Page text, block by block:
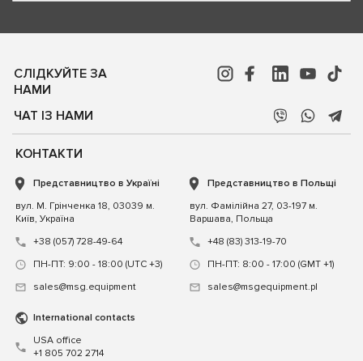
СЛІДКУЙТЕ ЗА
НАМИ
ЧАТ ІЗ НАМИ
КОНТАКТИ
Представництво в Україні
вул. М. Грінченка 18, 03039 м.
Київ, Україна
+38 (057) 728-49-64
ПН-ПТ: 9:00 - 18:00 (UTC +3)
sales@msg.equipment
Представництво в Польщі
вул. Фамілійна 27, 03-197 м.
Варшава, Польща
+48 (83) 313-19-70
ПН-ПТ: 8:00 - 17:00 (GMT +1)
sales@msgequipment.pl
International contacts
USA office
+1 805 702 2714